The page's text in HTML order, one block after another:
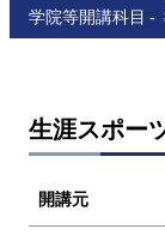
学院等開講科目
生涯スポー
開講元